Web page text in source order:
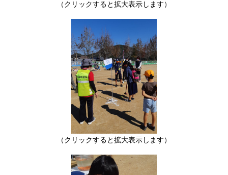
（クリックすると拡大表示します）
（クリックすると拡大表示します）